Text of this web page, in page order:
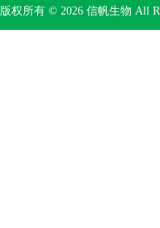
版权所有 © 2026 信帆生物 All